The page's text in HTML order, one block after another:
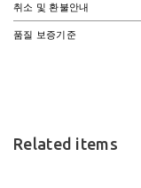
취소 및 환불안내
품질 보증기준
Related items